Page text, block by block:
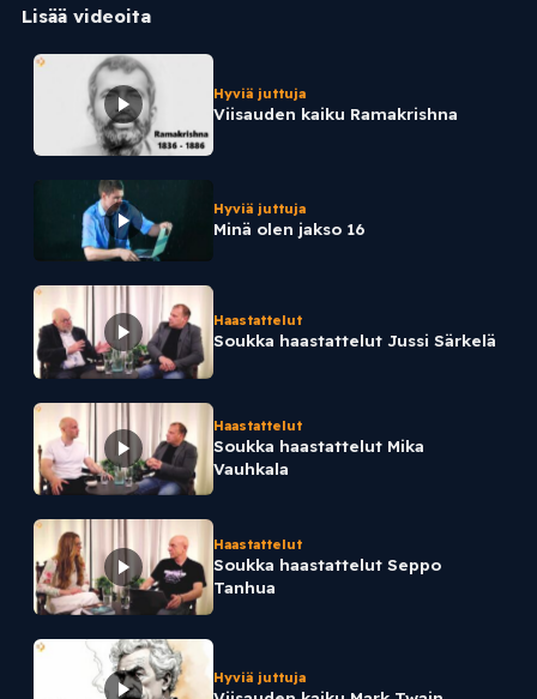
Lisää videoita
Hyviä juttuja
Viisauden kaiku Ramakrishna
Hyviä juttuja
Minä olen jakso 16
Haastattelut
Soukka haastattelut Jussi Särkelä
Haastattelut
Soukka haastattelut Mika
Vauhkala
Haastattelut
Soukka haastattelut Seppo
Tanhua
Hyviä juttuja